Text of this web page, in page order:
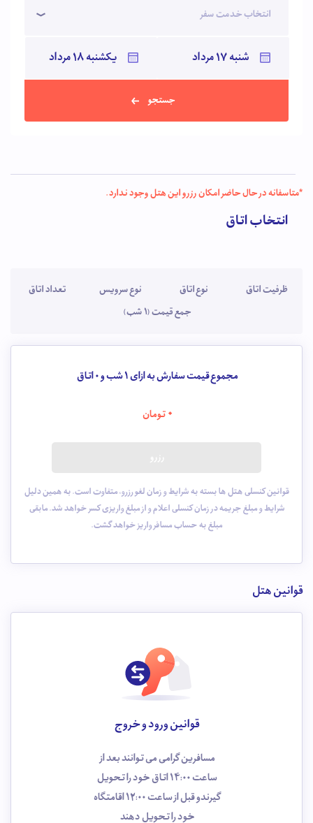
نقطه از شهر را می توانید با تاکسی سرویس های این هتل طی کنید. پارک
فاصله اندکی از دیدنی های مهم شهر تبریز همچون پارک ائل گلی، ارگ
تبریز، موزه آذربایجان، خانه امیر نظام (موزه قاجار)، بازار تبریز، موزه
سنجش، میدان ساعت، موزه شهرداری و مسجد کبود می باشد. دسترسی
انتخاب خدمت سفر
جستجو
*متاسفانه در حال حاضر امکان رزرو این هتل وجود ندارد.
انتخاب اتاق
ظرفیت اتاق نوع اتاق نوع سرویس
تعداد اتاق
جمع قیمت (1 شب)
مجموع قیمت سفارش به ازای 1 شب و 0اتاق
0تومان
قوانین کنسلی هتل ها بسته به شرایط و زمان لغو رزرو، متفاوت است. به همین دلیل
شرایط و مبلغ جریمه در زمان کنسلی اعلام و از مبلغ واریزی کسر خواهد شد. مابقی
مبلغ به حساب مسافر واریز خواهد گشت.
قوانین هتل
قوانین ورود و خروج
مسافرین گرامی می توانند بعد از
ساعت 14:00 اتاق خود را تحویل
گیرندو قبل از ساعت 12:00 اقامتگاه
خود را تحویل دهند